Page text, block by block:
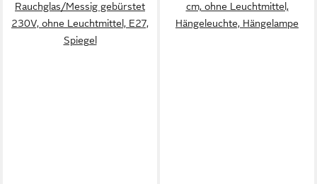
Rauchglas/Messig gebürstet
230V, ohne Leuchtmittel, E27,
Spiegel
cm, ohne Leuchtmittel,
Hängeleuchte, Hängelampe